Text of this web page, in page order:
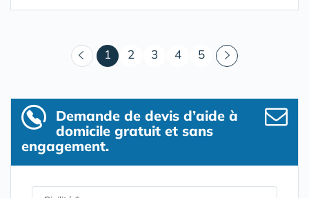
1 (courant)
2 3 4 5
Demande de devis d’aide à
domicile gratuit et sans
engagement.